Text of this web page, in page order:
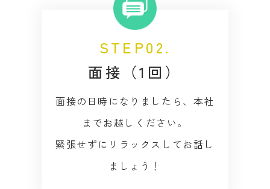
STEP02.
面接（1回）
面接の日時になりましたら、本社
までお越しください。
緊張せずにリラックスしてお話し
ましょう！